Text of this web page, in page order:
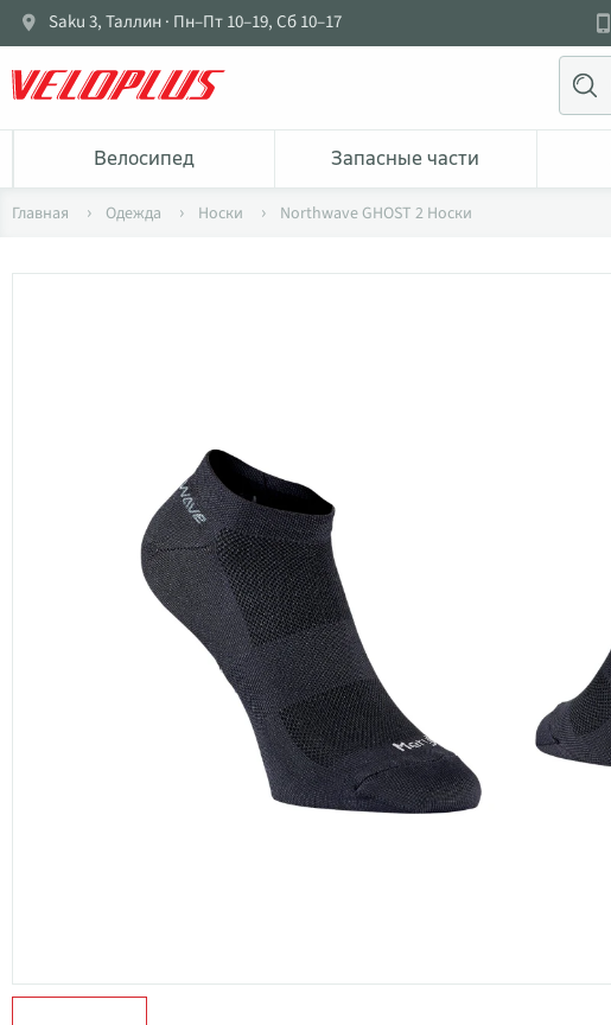
Saku 3, Таллин · Пн–Пт 10–19, Сб 10–17
Bелосипед Запасные части
Главная Одежда Носки Northwave GHOST 2 Носки